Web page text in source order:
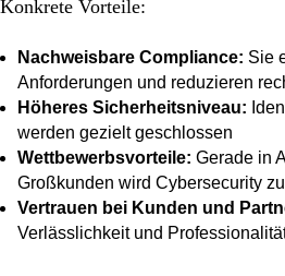
Konkrete Vorteile:
Nachweisbare Compliance: Sie
Anforderungen und reduzieren
Höheres Sicherheitsniveau:
werden gezielt geschlossen
Wettbewerbsvorteile: Gerade in
Großkunden wird Cybersecurity
Vertrauen bei Kunden und
Verlässlichkeit und